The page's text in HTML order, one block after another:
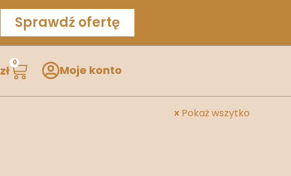
Sprawdź ofertę
zł
0
Moje konto
Pokaż wszytko